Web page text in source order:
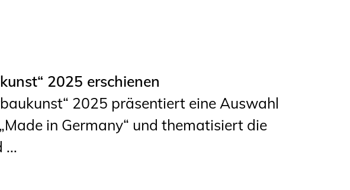
2025 erschienen
2025 präsentiert eine Auswahl
in Germany“ und thematisiert die
...